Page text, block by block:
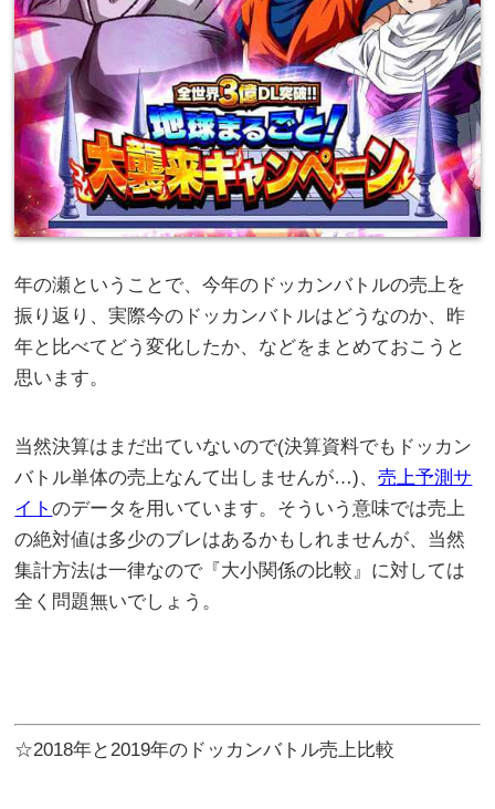
年の瀬ということで、今年のドッカンバトルの売上を
振り返り、実際今のドッカンバトルはどうなのか、昨
年と比べてどう変化したか、などをまとめておこうと
思います。
当然決算はまだ出ていないので(決算資料でもドッカン
バトル単体の売上なんて出しませんが…)、売上予測サ
イトのデータを用いています。そういう意味では売上
の絶対値は多少のブレはあるかもしれませんが、当然
集計方法は一律なので『大小関係の比較』に対しては
全く問題無いでしょう。
☆2018年と2019年のドッカンバトル売上比較